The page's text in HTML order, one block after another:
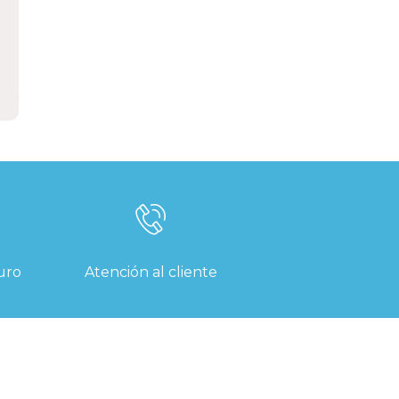
Atención al cliente